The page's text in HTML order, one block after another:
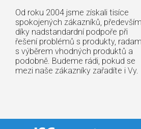
Od roku 2004 jsme získali tisíce
spokojených zákazníků, především
díky nadstandardní podpoře při
řešení problémů s produkty,
s výběrem vhodných produktů a
podobně. Budeme rádi, pokud se
mezi naše zákazníky zařadíte i Vy.